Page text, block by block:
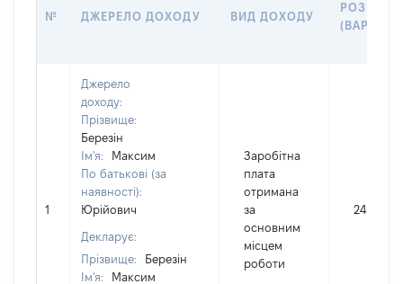
№ ДЖЕРЕЛО ДОХОДУ ВИД ДОХОДУ
РОЗМІР
1
Джерело
доходу:
Прізвище:
Березін
Ім'я:
Максим
По батькові (за
наявності):
Юрійович
Декларує:
Прізвище:
Березін
Ім'я:
Максим
Заробітна
плата
отримана
за
основним
місцем
роботи
245591